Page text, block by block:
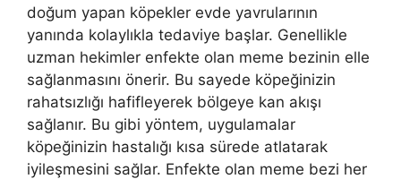
doğum yapan köpekler evde yavrularının
yanında kolaylıkla tedaviye başlar. Genellikle
uzman hekimler enfekte olan meme bezinin elle
sağlanmasını önerir. Bu sayede köpeğinizin
rahatsızlığı hafifleyerek bölgeye kan akışı
sağlanır. Bu gibi yöntem, uygulamalar
köpeğinizin hastalığı kısa sürede atlatarak
iyileşmesini sağlar. Enfekte olan meme bezi her